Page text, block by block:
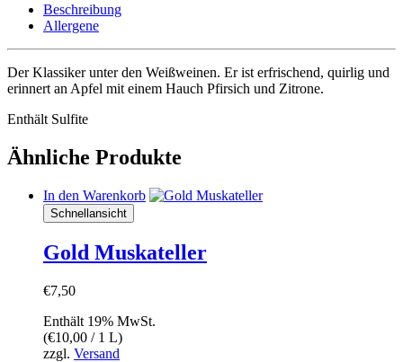
Beschreibung
Allergene
Der Klassiker unter den Weißweinen. Er ist erfrischend, quirlig und
erinnert an Apfel mit einem Hauch Pfirsich und Zitrone.
Enthält Sulfite
Ähnliche Produkte
In den Warenkorb
Schnellansicht
Gold Muskateller
€7,50
Enthält 19% MwSt.
(€10,00 / 1 L)
zzgl. Versand